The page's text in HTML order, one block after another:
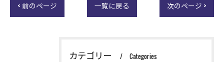
< 前のページ 一覧に戻る 次のページ >
カテゴリー Categories